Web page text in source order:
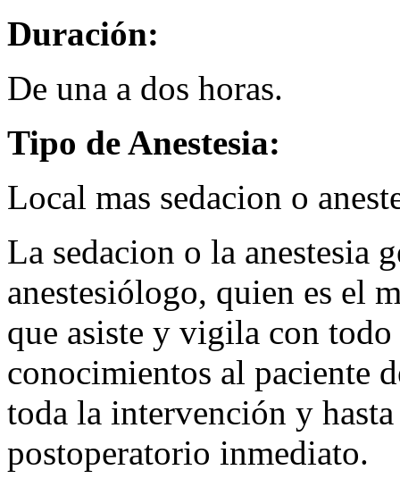
Duración:
De una a dos horas.
Tipo de Anestesia:
Local mas sedacion o
La sedacion o la anestesia
anestesiólogo, quien es el
que asiste y vigila con
conocimientos al paciente
toda la intervención y
postoperatorio inmediato.